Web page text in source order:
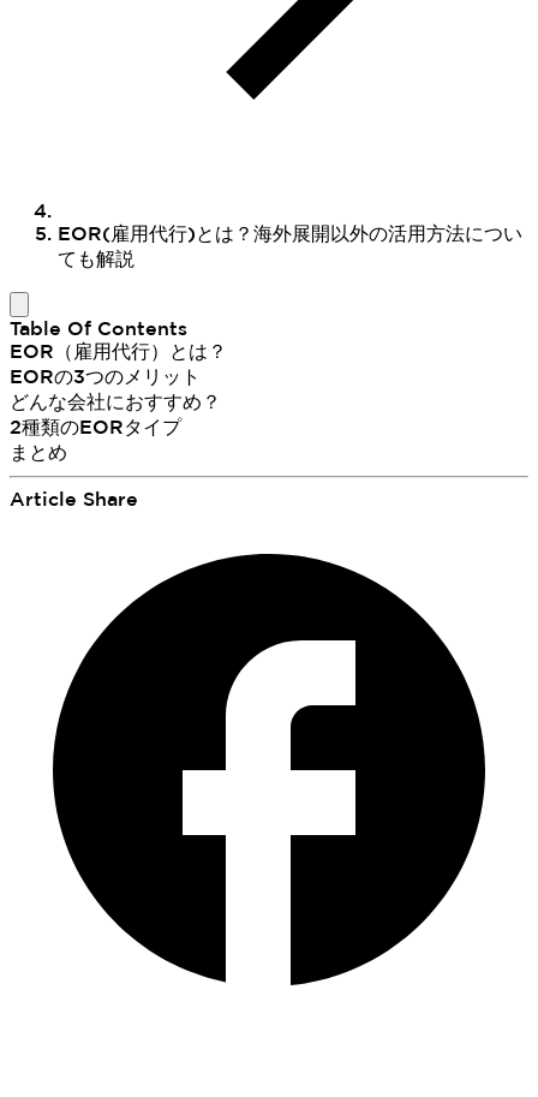
EOR(雇用代行)とは？海外展開以外の活用方法につい
ても解説
Table Of Contents
EOR（雇用代行）とは？
EORの3つのメリット
どんな会社におすすめ？
2種類のEORタイプ
まとめ
Article Share